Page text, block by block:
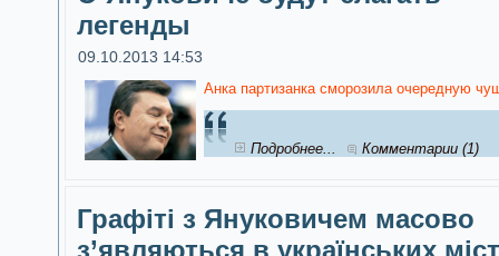
легенды
09.10.2013 14:53
Анка партизанка сморозила очередную
Подробнее... Комментарии (1)
Графіті з Януковичем масово
з’являються в українських